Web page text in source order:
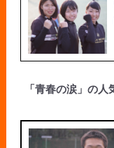
「青春の涙」の人